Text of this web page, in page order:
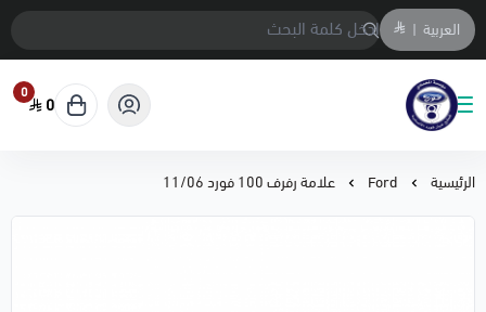
العربية |
متجر المحمادي لقطع السيارات
0
0
الرئيسية Ford علامة رفرف 100 فورد 11/06